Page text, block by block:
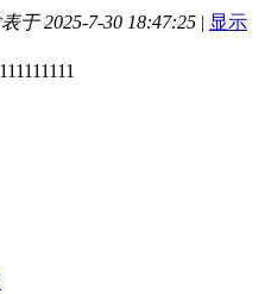
于 2025-7-30 18:47:25 | 显示